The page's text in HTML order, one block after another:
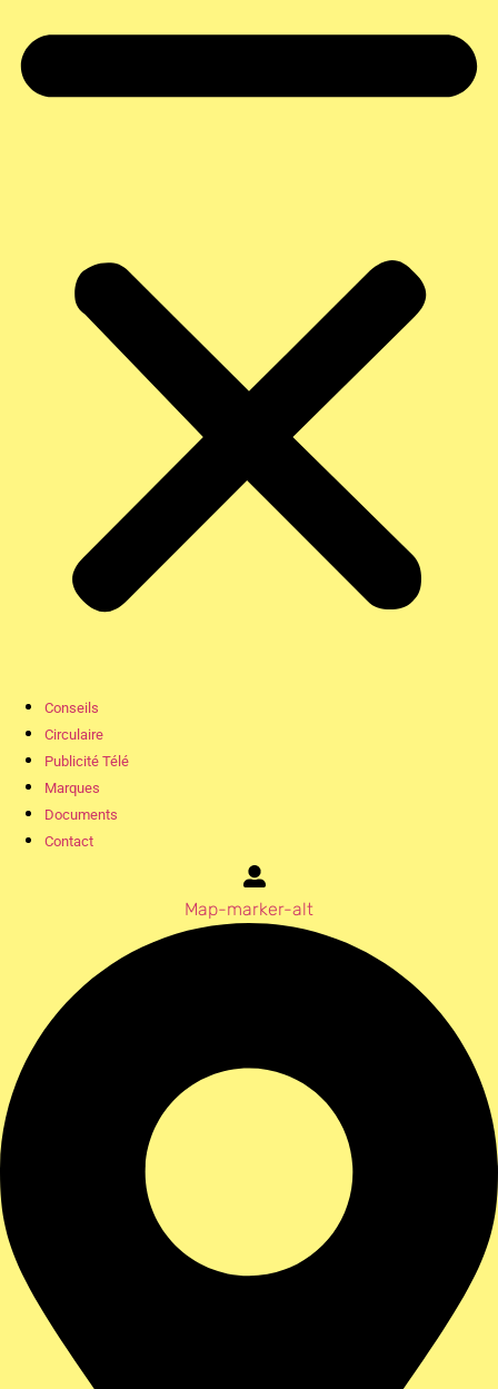
Conseils
Circulaire
Publicité Télé
Marques
Documents
Contact
Map-marker-alt